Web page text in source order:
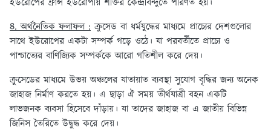
ইউরোপের ফ্রান্স ইউরোপীয় শক্তির কেন্দ্রবিন্দুতে পরিণত হয়।
৪. অর্থনৈতিক ফলাফল : ক্রুসেড বা ধর্মযুদ্ধের মাধ্যমে প্রাচ্যের দেশগুলোর
সাথে ইউরোপের একটা সম্পর্ক গড়ে ওঠে। যা পরবর্তীতে প্রাচ্যে ও
পাশ্চাত্যের বাণিজ্যিক সম্পর্ককে আরো গতিশীল করে দেয়।
ক্রুসেডের মাধ্যমে উভয় অঞ্চলের যাতায়াত ব্যবস্থা সুযোগ বৃদ্ধির জন্য অনেক
জাহাজ নির্মাণ করতে হয়। এ ছাড়া ঐ সময় তীর্থযাত্রী বহন একটি
লাভজনক ব্যবসা হিসেবে দাঁড়ায়। যা তাদের জাহাজ বা এ জাতীয় বিভিন্ন
জিনিস তৈরিতে উদ্বুদ্ধ করে দেয়।